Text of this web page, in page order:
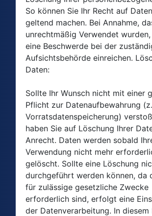
So können Sie Ihr Recht auf
geltend machen. Bei Annahme,
unrechtmäßig Verwendet
eine Beschwerde bei der
Aufsichtsbehörde einreichen.
Daten:
Sollte Ihr Wunsch nicht mit einer
Pflicht zur Datenaufbewahrung
Vorratsdatenspeicherung)
haben Sie auf Löschung Ihrer
Anrecht. Daten werden sobald
Verwendung nicht mehr
gelöscht. Sollte eine Löschung
durchgeführt werden können, da
für zulässige gesetzliche Zwecke
erforderlich sind, erfolgt eine
der Datenverarbeitung. In diesem